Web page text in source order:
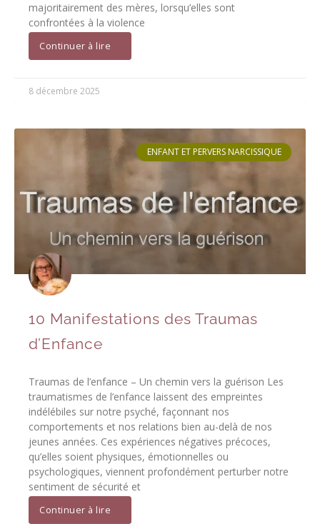
majoritairement des mères, lorsqu’elles sont
confrontées à la violence
Continuer à lire
8 décembre 2025
ENFANT ET PERVERS NARCISSIQUE
10 Manifestations des Traumas
d’Enfance
Traumas de l’enfance – Un chemin vers la guérison Les
traumatismes de l’enfance laissent des empreintes
indélébiles sur notre psyché, façonnant nos
comportements et nos relations bien au-delà de nos
jeunes années. Ces expériences négatives précoces,
qu’elles soient physiques, émotionnelles ou
psychologiques, viennent profondément perturber notre
sentiment de sécurité et
Continuer à lire